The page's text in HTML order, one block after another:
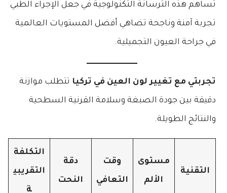
تساهم هذه الترسانة التكنولوجية في جعل الإجراء الطبي
تجربة آمنة وناجحة تضاهي أفضل المستويات العالمية
في جراحة العيون التجميلية.
تجربتي مع تغيير لون العين في تركيا تتطلب موازنة
دقيقة بين جودة الصبغة وسلامة القرنية السطحية
والنتائج الطويلة.
التقنية
مستوى
الألم
وقت
التعافي
دقة
النحت
التكلفة
التقريبي
ة